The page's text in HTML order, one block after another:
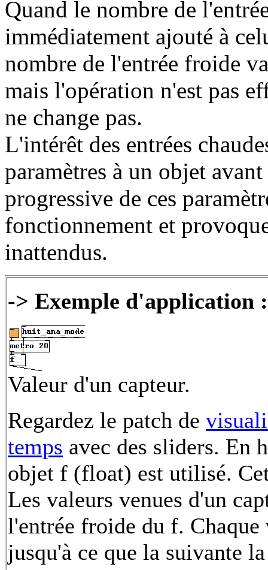
Quand le nombre de
immédiatement ajouté à
nombre de l'entrée froide
mais l'opération n'est pas
ne change pas.
L'intérêt des entrées
paramètres à un objet
progressive de ces
fonctionnement et
inattendus.
-> Exemple d'application
Valeur d'un capteur.
Regardez le patch de
temps avec des sliders. En
objet f (float) est utilisé.
Les valeurs venues d'un
l'entrée froide du f.
jusqu'à ce que la suivante